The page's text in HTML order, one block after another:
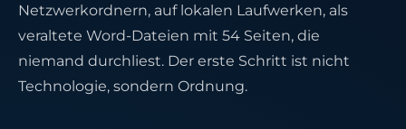
Netzwerkordnern, auf lokalen Laufwerken, als
veraltete Word-Dateien mit 54 Seiten, die
niemand durchliest. Der erste Schritt ist nicht
Technologie, sondern Ordnung.